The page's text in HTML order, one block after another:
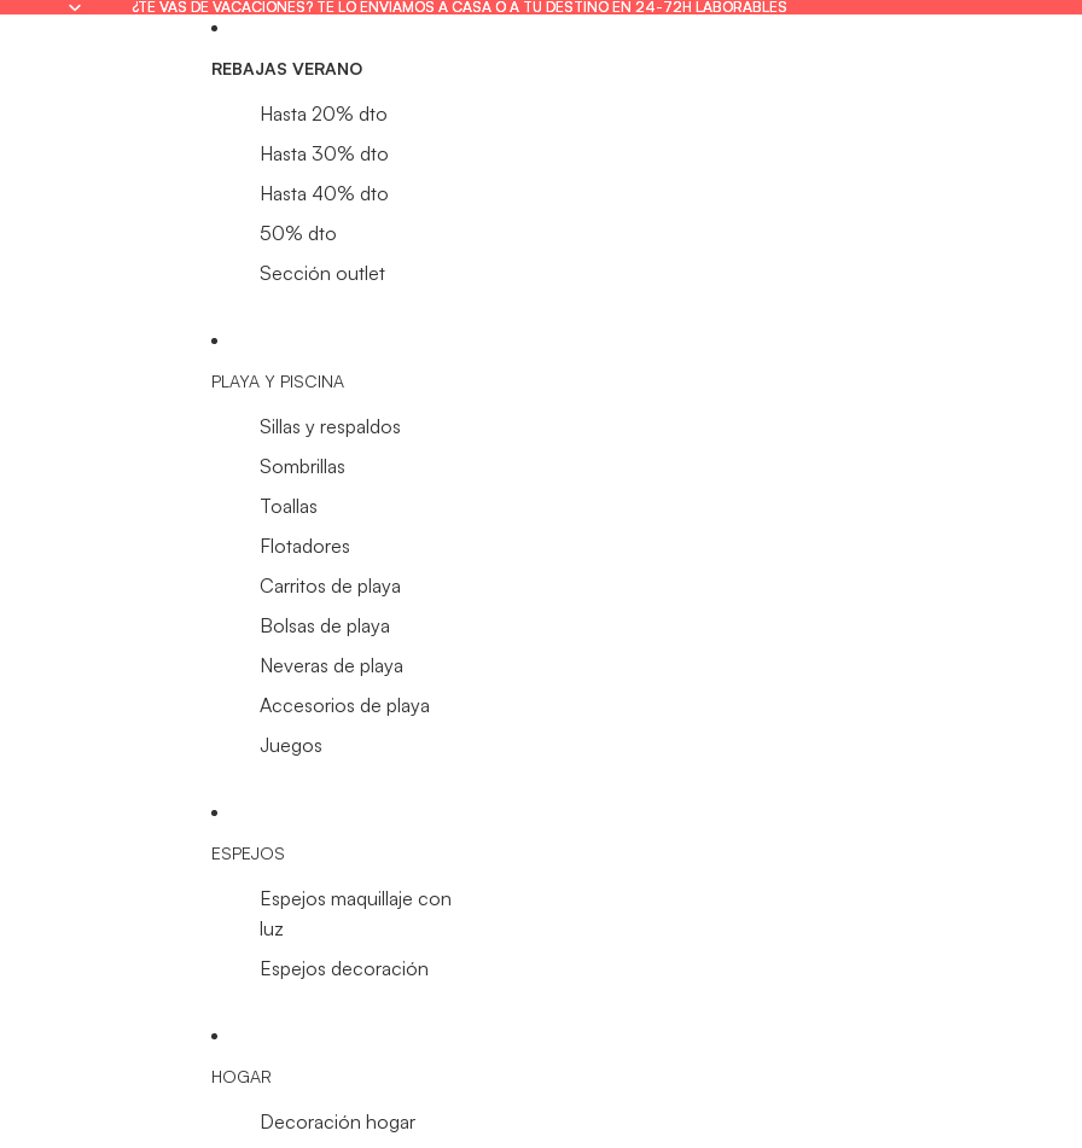
¿TE VAS DE VACACIONES? TE LO ENVIAMOS A CASA O A TU DESTINO EN 24-72H LABORABLES
¿TE VAS DE VACACIONES? TE LO ENVIAMOS A CASA O A TU DESTINO EN 24-72H LABORABLES
REBAJAS VERANO
Hasta 20% dto
Hasta 30% dto
Hasta 40% dto
50% dto
Sección outlet
PLAYA Y PISCINA
Sillas y respaldos
Sombrillas
Toallas
Flotadores
Carritos de playa
Bolsas de playa
Neveras de playa
Accesorios de playa
Juegos
ESPEJOS
Espejos maquillaje con
luz
Espejos decoración
HOGAR
Decoración hogar